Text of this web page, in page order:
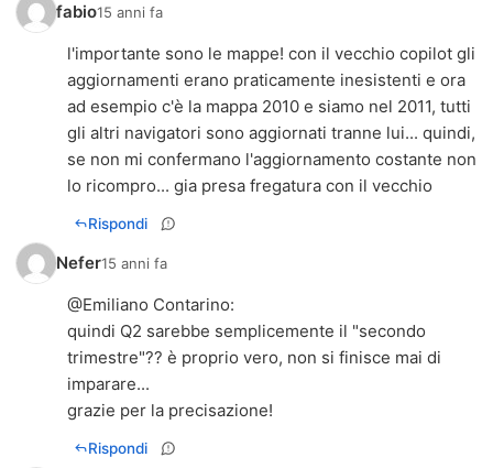
fabio15 anni fa
l'importante sono le mappe! con il vecchio copilot gli
aggiornamenti erano praticamente inesistenti e ora
ad esempio c'è la mappa 2010 e siamo nel 2011, tutti
gli altri navigatori sono aggiornati tranne lui... quindi,
se non mi confermano l'aggiornamento costante non
lo ricompro... gia presa fregatura con il vecchio
Rispondi
Nefer15 anni fa
@Emiliano Contarino:
quindi Q2 sarebbe semplicemente il "secondo
trimestre"?? è proprio vero, non si finisce mai di
imparare...
grazie per la precisazione!
Rispondi